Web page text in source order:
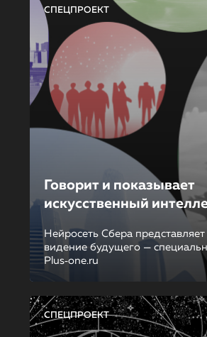
СПЕЦПРОЕКТ
Говорит и показывает
искусственный
Нейросеть Сбера представляет
видение будущего —
Plus‑one.ru
СПЕЦПРОЕКТ